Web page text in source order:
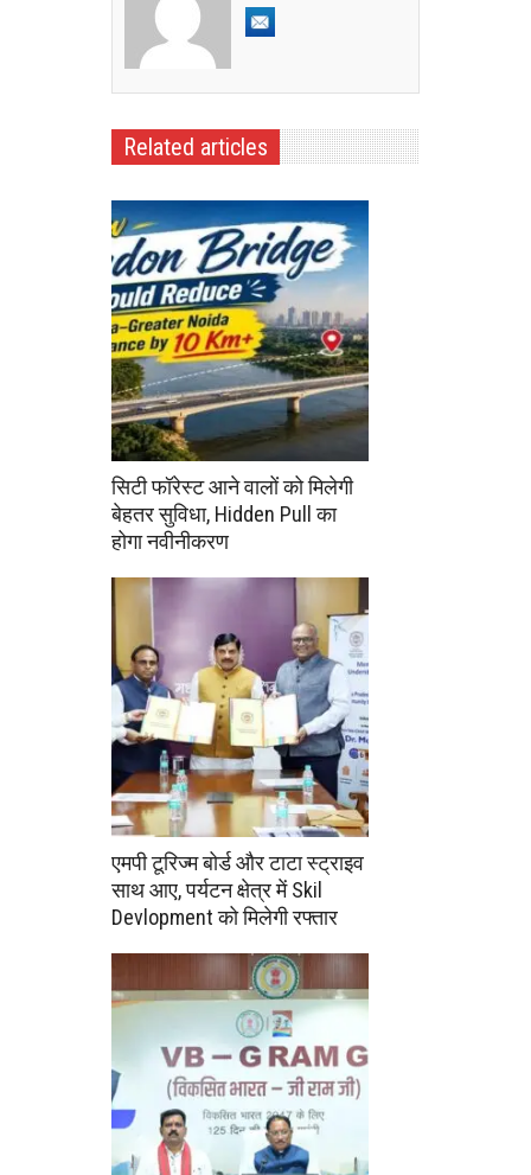
Related articles
सिटी फॉरेस्ट आने वालों को मिलेगी
बेहतर सुविधा, Hidden Pull का
होगा नवीनीकरण
एमपी टूरिज्म बोर्ड और टाटा स्ट्राइव
साथ आए, पर्यटन क्षेत्र में Skil
Devlopment को मिलेगी रफ्तार